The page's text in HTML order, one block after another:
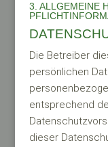
3. ALLGEMEINE
Die Betreiber
persönlichen
entsprechend
dieser